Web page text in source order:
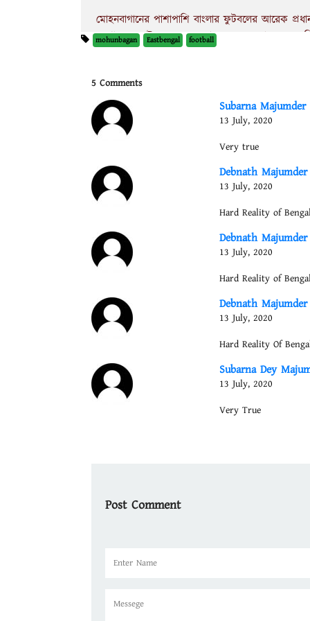
মোহনবাগানের পাশাপাশি বাংলার ফুটবলের আরেক
এগোচ্ছে। আইএসএল-এর আরেক দল বেঙ্গালুরু এফ সি-র
এবিষয়ে আগ্রহ প্রকাশ করেছেন মিনার্ভা পাঞ্জাব
আইএসএলের মঞ্চে সেই প্রতিদ্বন্দ্বিতাকে তুলে এনে
সংস্থা। কারণ বিশালরকম গ্ল্যামারের আয়োজন
এখন মোহন-ইস্টের আবির্ভাব ষোলোকলাকে পূর্ণ করবে।
তিমিরে ছিল থেকে যাবে সেই তিমিরেই।
ক্রীড়াক্ষেত্রে বাণিজ্যায়ন তখনই শুভ ফল দিতে পারে
লাভভিত্তিক হলে তা কিছু সাময়িক চমক সৃষ্টি করে বিলীন
এখন দেখার বাংলার তথা ভারতীয় ফুটবলের ক্ষেত্রে
ফ্র্যাঞ্চাইজি মালিকানাধীন হওয়ার চেষ্টা এবং
দেয়।
mohunbagan Eastbengal football
5 Comments
Subarna Majumder
13 July, 2020
Very true
Debnath Majumder
13 July, 2020
Hard Reality of
Debnath Majumder
13 July, 2020
Hard Reality of
Debnath Majumder
13 July, 2020
Hard Reality Of
Subarna Dey
13 July, 2020
Very True
Post Comment